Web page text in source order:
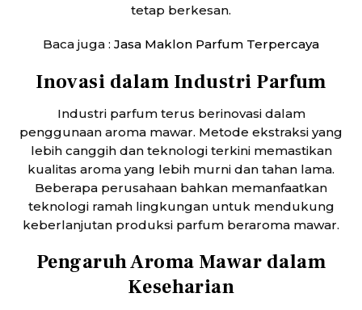
tetap berkesan.
Baca juga : Jasa Maklon Parfum Terpercaya
Inovasi dalam Industri Parfum
Industri parfum terus berinovasi dalam
penggunaan aroma mawar. Metode ekstraksi yang
lebih canggih dan teknologi terkini memastikan
kualitas aroma yang lebih murni dan tahan lama.
Beberapa perusahaan bahkan memanfaatkan
teknologi ramah lingkungan untuk mendukung
keberlanjutan produksi parfum beraroma mawar.
Pengaruh Aroma Mawar dalam
Keseharian